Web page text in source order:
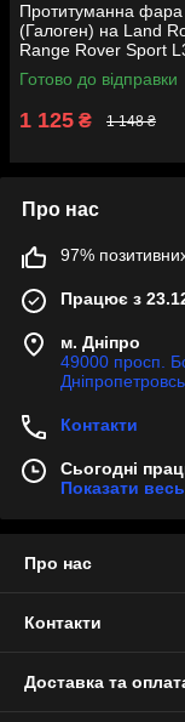
Протитуманна фара
(Галоген) на Land
Range Rover Sport
2010-2013 року
Готово до відправки
1 125 ₴ 1 148 ₴
Про нас
97% позитивних
Працює з
м. Дніпро
49000 просп.
Контакти
Сьогодні
Показати
Про нас
Контакти
Доставка та